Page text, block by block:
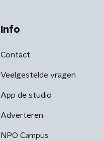
Info
Contact
Veelgestelde vragen
App de studio
Adverteren
NPO Campus